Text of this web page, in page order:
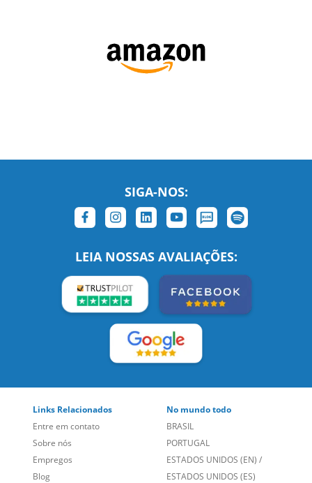
SIGA-NOS:
LEIA NOSSAS AVALIAÇÕES:
Links Relacionados
Entre em contato
Sobre nós
Empregos
Blog
No mundo todo
BRASIL
PORTUGAL
ESTADOS UNIDOS (EN) /
ESTADOS UNIDOS (ES)